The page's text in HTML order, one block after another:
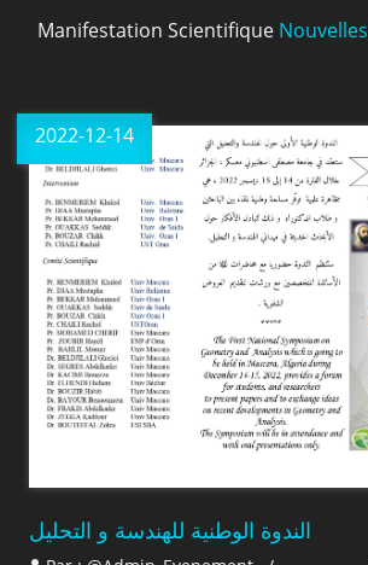
Manifestation Scientifique Nouvelles
2022-12-14
الندوة الوطنية للهندسة و التحليل